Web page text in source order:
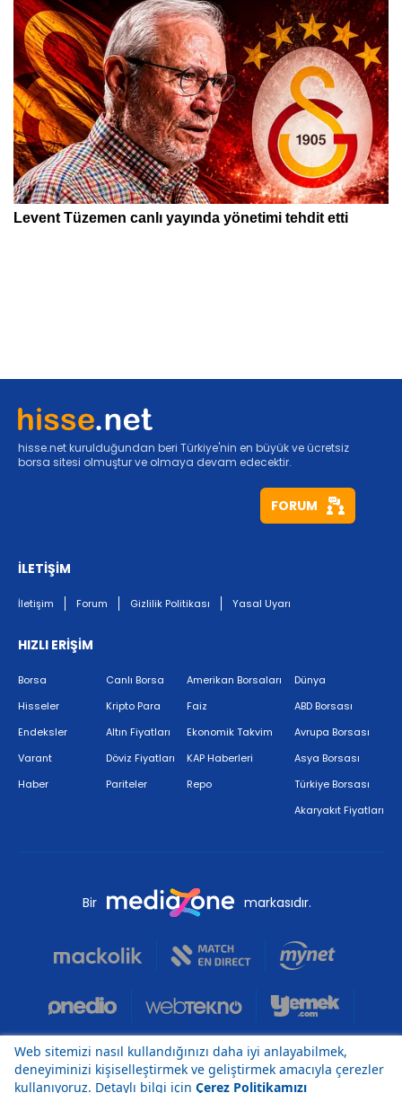
hisse.net kurulduğundan beri Türkiye'nin en büyük ve ücretsiz
borsa sitesi olmuştur ve olmaya devam edecektir.
FORUM
İLETİŞİM
İletişim Forum Gizlilik Politikası Yasal Uyarı
HIZLI ERİŞİM
Borsa
Hisseler
Endeksler
Varant
Haber
Canlı Borsa
Kripto Para
Altın Fiyatları
Döviz Fiyatları
Pariteler
Amerikan Borsaları
Faiz
Ekonomik Takvim
KAP Haberleri
Repo
Dünya
ABD Borsası
Avrupa Borsası
Asya Borsası
Türkiye Borsası
Akaryakıt Fiyatları
Bir markasıdır.